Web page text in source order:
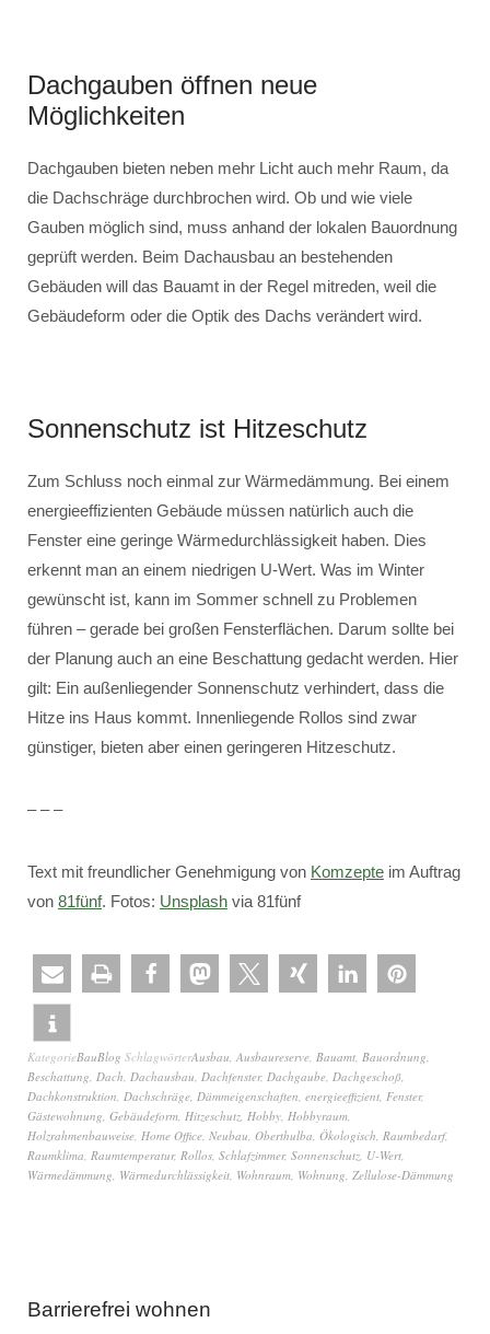
Dachgauben öffnen neue
Möglichkeiten
Dachgauben bieten neben mehr Licht auch mehr Raum, da
die Dachschräge durchbrochen wird. Ob und wie viele
Gauben möglich sind, muss anhand der lokalen Bauordnung
geprüft werden. Beim Dachausbau an bestehenden
Gebäuden will das Bauamt in der Regel mitreden, weil die
Gebäudeform oder die Optik des Dachs verändert wird.
Sonnenschutz ist Hitzeschutz
Zum Schluss noch einmal zur Wärmedämmung. Bei einem
energieeffizienten Gebäude müssen natürlich auch die
Fenster eine geringe Wärmedurchlässigkeit haben. Dies
erkennt man an einem niedrigen U-Wert. Was im Winter
gewünscht ist, kann im Sommer schnell zu Problemen
führen – gerade bei großen Fensterflächen. Darum sollte bei
der Planung auch an eine Beschattung gedacht werden. Hier
gilt: Ein außenliegender Sonnenschutz verhindert, dass die
Hitze ins Haus kommt. Innenliegende Rollos sind zwar
günstiger, bieten aber einen geringeren Hitzeschutz.
– – –
Text mit freundlicher Genehmigung von Komzepte im Auftrag
von 81fünf. Fotos: Unsplash via 81fünf
KategorieBauBlog SchlagwörterAusbau, Ausbaureserve, Bauamt, Bauordnung,
Beschattung, Dach, Dachausbau, Dachfenster, Dachgaube, Dachgeschoß,
Dachkonstruktion, Dachschräge, Dämmeigenschaften, energieeffizient, Fenster,
Gästewohnung, Gebäudeform, Hitzeschutz, Hobby, Hobbyraum,
Holzrahmenbauweise, Home Office, Neubau, Oberthulba, Ökologisch, Raumbedarf,
Raumklima, Raumtemperatur, Rollos, Schlafzimmer, Sonnenschutz, U-Wert,
Wärmedämmung, Wärmedurchlässigkeit, Wohnraum, Wohnung, Zellulose-Dämmung
Barrierefrei wohnen